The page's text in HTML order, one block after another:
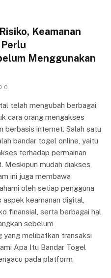
Keamanan
Menggunakan
0
telah mengubah berbagai
cara orang mengakses
berbasis internet. Salah satu
bandar togel online, yaitu
terhadap permainan
Meskipun mudah diakses,
ini juga membawa
oleh setiap pengguna
keamanan digital,
finansial, serta berbagai hal
sebelum
yang melibatkan transaksi
Apa Itu Bandar Togel
pada platform